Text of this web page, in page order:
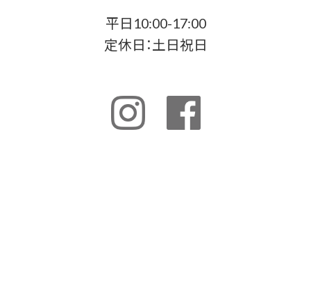
平日10:00-17:00
定休日：土日祝日